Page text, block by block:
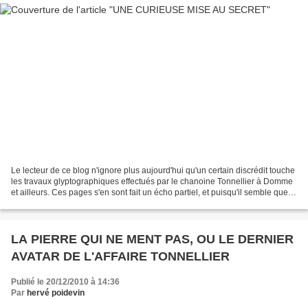
Le lecteur de ce blog n'ignore plus aujourd'hui qu'un certain discrédit touche
les travaux glyptographiques effectués par le chanoine Tonnellier à Domme
et ailleurs. Ces pages s'en sont fait un écho partiel, et puisqu'il semble que
LA PIERRE QUI NE MENT PAS, OU LE DERNIER
AVATAR DE L'AFFAIRE TONNELLIER
Publié le 20/12/2010 à 14:36
Par hervé poidevin